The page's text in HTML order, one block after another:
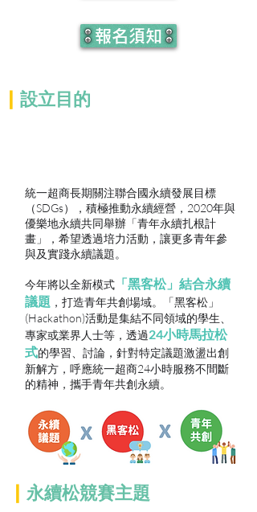
報名須知
| 設立目的
統一超商長期關注聯合國永續發展目標
（SDGs），積極推動永續經營，2020年與
優樂地永續共同舉辦「青年永續扎根計
畫」，希望透過培力活動，讓更多青年參
與及實踐永續議題。
今年將以全新模式 「黑客松」結合永續
議題 ，打造青年共創場域。「黑客松」
(Hackathon)活動是集結不同領域的學生、
專家或業界人士等，透過24小時馬拉松
式的學習、討論，針對特定議題激盪出創
新解方，呼應統一超商24小時服務不間斷
的精神，攜手青年共創永續。
| 永續松競賽主題